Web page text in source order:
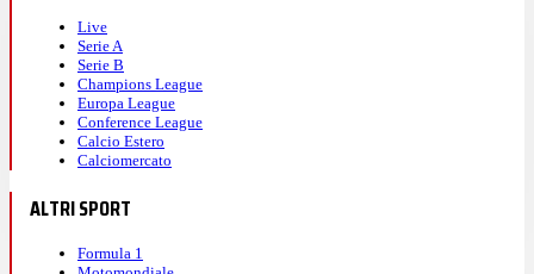
Live
Serie A
Serie B
Champions League
Europa League
Conference League
Calcio Estero
Calciomercato
ALTRI SPORT
Formula 1